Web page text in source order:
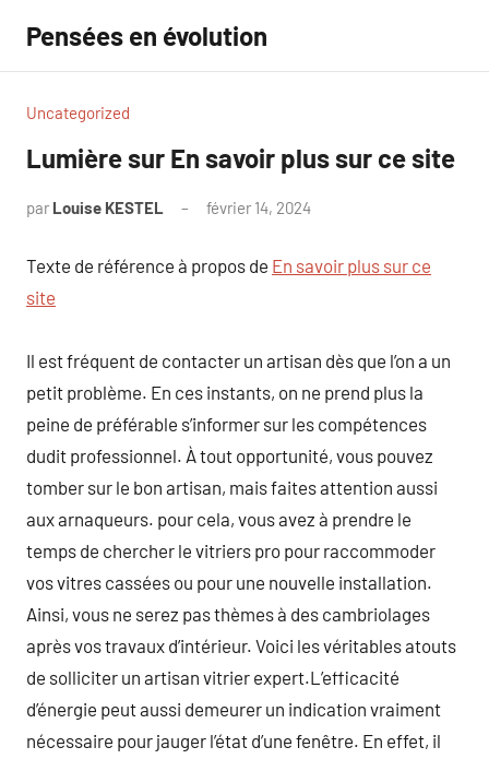
contenu
Pensées en évolution
Uncategorized
Lumière sur En savoir plus sur ce site
par Louise KESTEL février 14, 2024
Texte de référence à propos de En savoir plus sur ce
site
Il est fréquent de contacter un artisan dès que l’on a un
petit problème. En ces instants, on ne prend plus la
peine de préférable s’informer sur les compétences
dudit professionnel. À tout opportunité, vous pouvez
tomber sur le bon artisan, mais faites attention aussi
aux arnaqueurs. pour cela, vous avez à prendre le
temps de chercher le vitriers pro pour raccommoder
vos vitres cassées ou pour une nouvelle installation.
Ainsi, vous ne serez pas thèmes à des cambriolages
après vos travaux d’intérieur. Voici les véritables atouts
de solliciter un artisan vitrier expert.L’efficacité
d’énergie peut aussi demeurer un indication vraiment
nécessaire pour jauger l’état d’une fenêtre. En effet, il